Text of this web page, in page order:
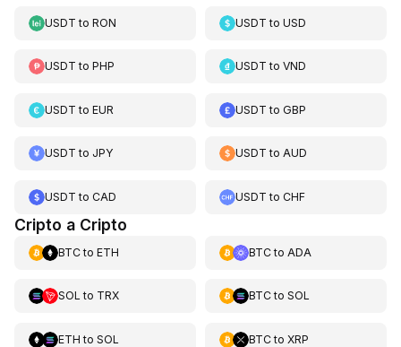
USDT to RON USDT toUSD
USDT to PHP USDT toVND
USDT to EUR USDT toGBP
USDT to JPY USDT toAUD
USDT to CAD USDT toCHF
Cripto a Cripto
BTCto ETH BTCto ADA
SOL to TRX BTCto SOL
ETH to SOL BTCto XRP